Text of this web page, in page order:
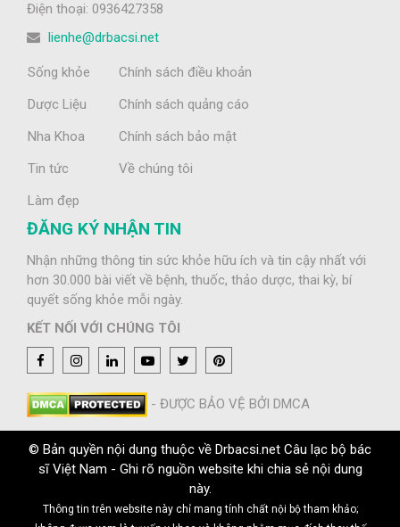
Điện thoại: 0936427358
lienhe@drbacsi.net
Sống khỏe
Dược Liệu
Nha Khoa
Tin tức
Làm đẹp
Chính sách điều khoản
Chính sách quảng cáo
Chính sách bảo mật
Về chúng tôi
ĐĂNG KÝ NHẬN TIN
Nhận những thông tin sức khỏe hữu ích và tin cậy nhất với
hơn 30.000 bài viết về bệnh, thuốc, thảo dược, thai kỳ, bí
quyết sống khỏe mỗi ngày.
KẾT NỐI VỚI CHÚNG TÔI
- ĐƯỢC BẢO VỆ BỞI DMCA
© Bản quyền nội dung thuộc về Drbacsi.net Câu lạc bộ bác
sĩ Việt Nam - Ghi rõ nguồn website khi chia sẻ nội dung
này.
Thông tin trên website này chỉ mang tính chất nội bộ tham khảo;